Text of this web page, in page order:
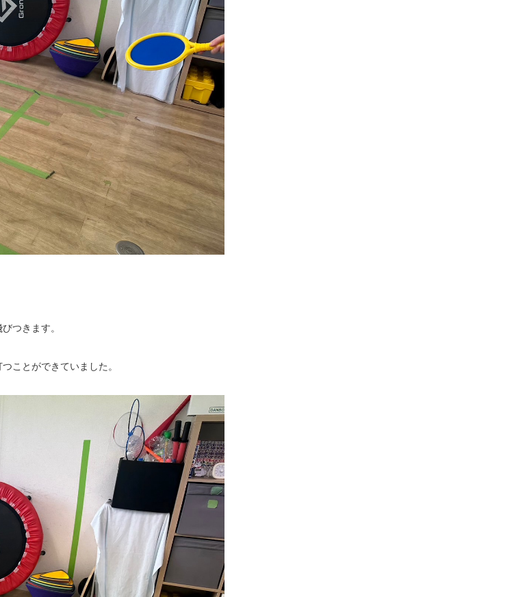
つきます。
ことができていました。